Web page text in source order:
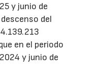
y junio de
del
en el periodo
y junio de